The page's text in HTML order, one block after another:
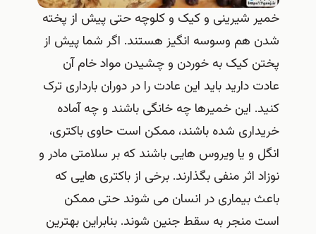
خمیر شیرینی و کیک و کلوچه حتی پیش از پخته
شدن هم وسوسه انگیز هستند. اگر شما پیش از
پختن کیک به خوردن و چشیدن مواد خام آن
عادت دارید باید این عادت را در دوران بارداری ترک
کنید. این خمیرها چه خانگی باشند و چه آماده
خریداری شده باشند، ممکن است حاوی باکتری،
انگل و یا ویروس هایی باشند که بر سلامتی مادر و
نوزاد اثر منفی بگذارند. برخی از باکتری هایی که
باعث بیماری در انسان می شوند حتی ممکن
است منجر به سقط جنین شوند. بنابراین بهترین